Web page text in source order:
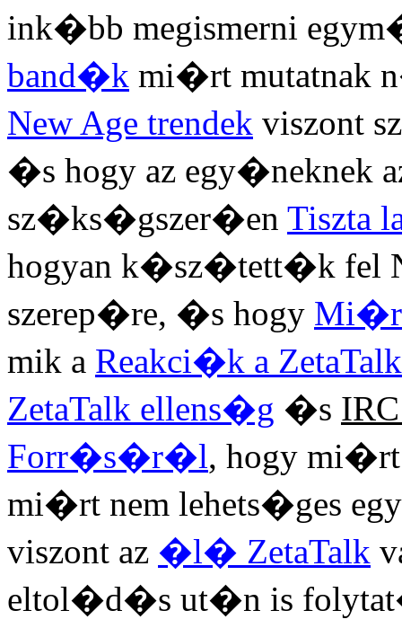
ink�bb megismerni
band�k mi�rt mutatnak
New Age trendek viszont
�s hogy az egy�neknek
sz�ks�gszer�en Tiszta
hogyan k�sz�tett�k fel
szerep�re, �s hogy
mik a Reakci�k a
ZetaTalk ellens�g �s
Forr�s�r�l, hogy
mi�rt nem lehets�ges
viszont az �l� ZetaTalk
eltol�d�s ut�n is